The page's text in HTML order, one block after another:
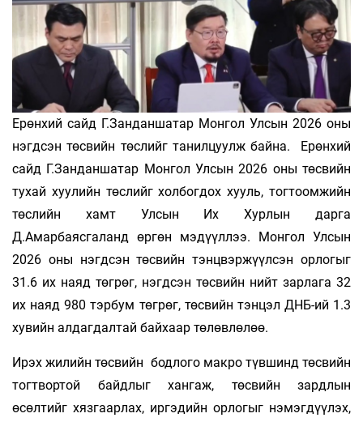
Ерөнхий сайд Г.Занданшатар Монгол Улсын 2026 оны
нэгдсэн төсвийн төслийг танилцуулж байна. Ерөнхий
сайд Г.Занданшатар Монгол Улсын 2026 оны төсвийн
тухай хуулийн төслийг холбогдох хууль, тогтоомжийн
төслийн хамт Улсын Их Хурлын дарга
Д.Амарбаясгаланд өргөн мэдүүллээ. Монгол Улсын
2026 оны нэгдсэн төсвийн тэнцвэржүүлсэн орлогыг
31.6 их наяд төгрөг, нэгдсэн төсвийн нийт зарлага 32
их наяд 980 тэрбум төгрөг, төсвийн тэнцэл ДНБ-ий 1.3
хувийн алдагдалтай байхаар төлөвлөлөө.
Ирэх жилийн төсвийн бодлого макро түвшинд төсвийн
тогтвортой байдлыг хангаж, төсвийн зардлын
өсөлтийг хязгаарлах, иргэдийн орлогыг нэмэгдүүлэх,